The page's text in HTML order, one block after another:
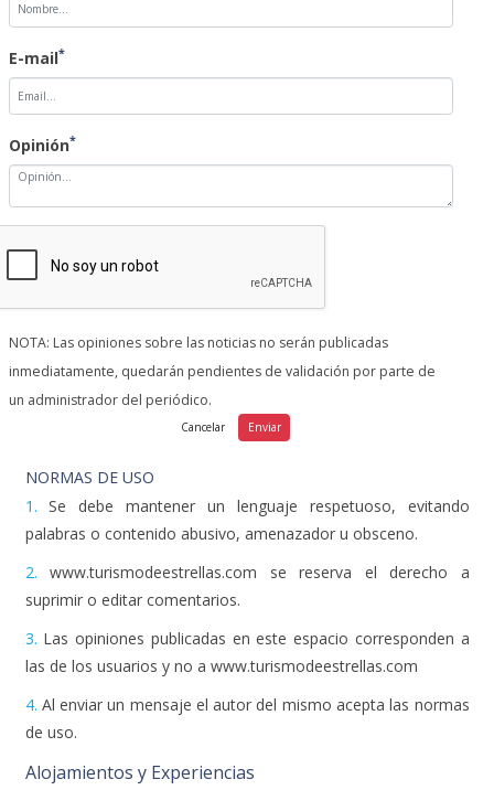
E-mail*
Opinión*
NOTA: Las opiniones sobre las noticias no serán publicadas
inmediatamente, quedarán pendientes de validación por parte de
un administrador del periódico.
NORMAS DE USO
1. Se debe mantener un lenguaje respetuoso, evitando
palabras o contenido abusivo, amenazador u obsceno.
2. www.turismodeestrellas.com se reserva el derecho a
suprimir o editar comentarios.
3. Las opiniones publicadas en este espacio corresponden a
las de los usuarios y no a www.turismodeestrellas.com
4. Al enviar un mensaje el autor del mismo acepta las normas
de uso.
Alojamientos y Experiencias